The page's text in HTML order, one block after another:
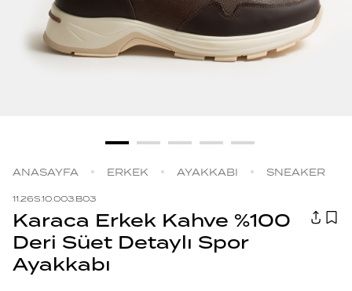
ANASAYFA ERKEK AYAKKABI SNEAKER
11.26S.10.003.B03
Karaca Erkek Kahve %100
Deri Süet Detaylı Spor
Ayakkabı